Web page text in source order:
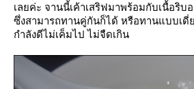
เลยค่ะ จานนี้เค้าเสริฟมาพร้อมกับเนื้อริ
ซึ่งสามารถทานคู่กันก็ได้ หรือทานแบบเดี่
กำลังดีไม่เค็มไป ไม่จืดเกิน